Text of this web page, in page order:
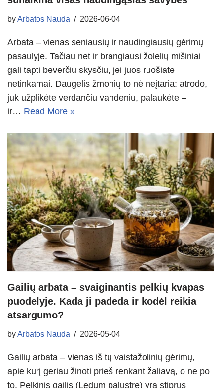
byArbatos Nauda 2026-06-04
Arbata – vienas seniausių ir naudingiausių gėrimų
pasaulyje. Tačiau net ir brangiausi žolelių mišiniai
gali tapti beverčiu skysčiu, jei juos ruošiate
netinkamai. Daugelis žmonių to nė neįtaria: atrodo,
juk užplikėte verdančiu vandeniu, palaukėte –
ir… Read More »
Gailių arbata – svaiginantis pelkių kvapas
puodelyje. Kada ji padeda ir kodėl reikia
atsargumo?
byArbatos Nauda 2026-05-04
Gailių arbata – vienas iš tų vaistažolinių gėrimų,
apie kurį geriau žinoti prieš renkant žaliavą, o ne po
to. Pelkinis gailis (Ledum palustre) yra stiprus